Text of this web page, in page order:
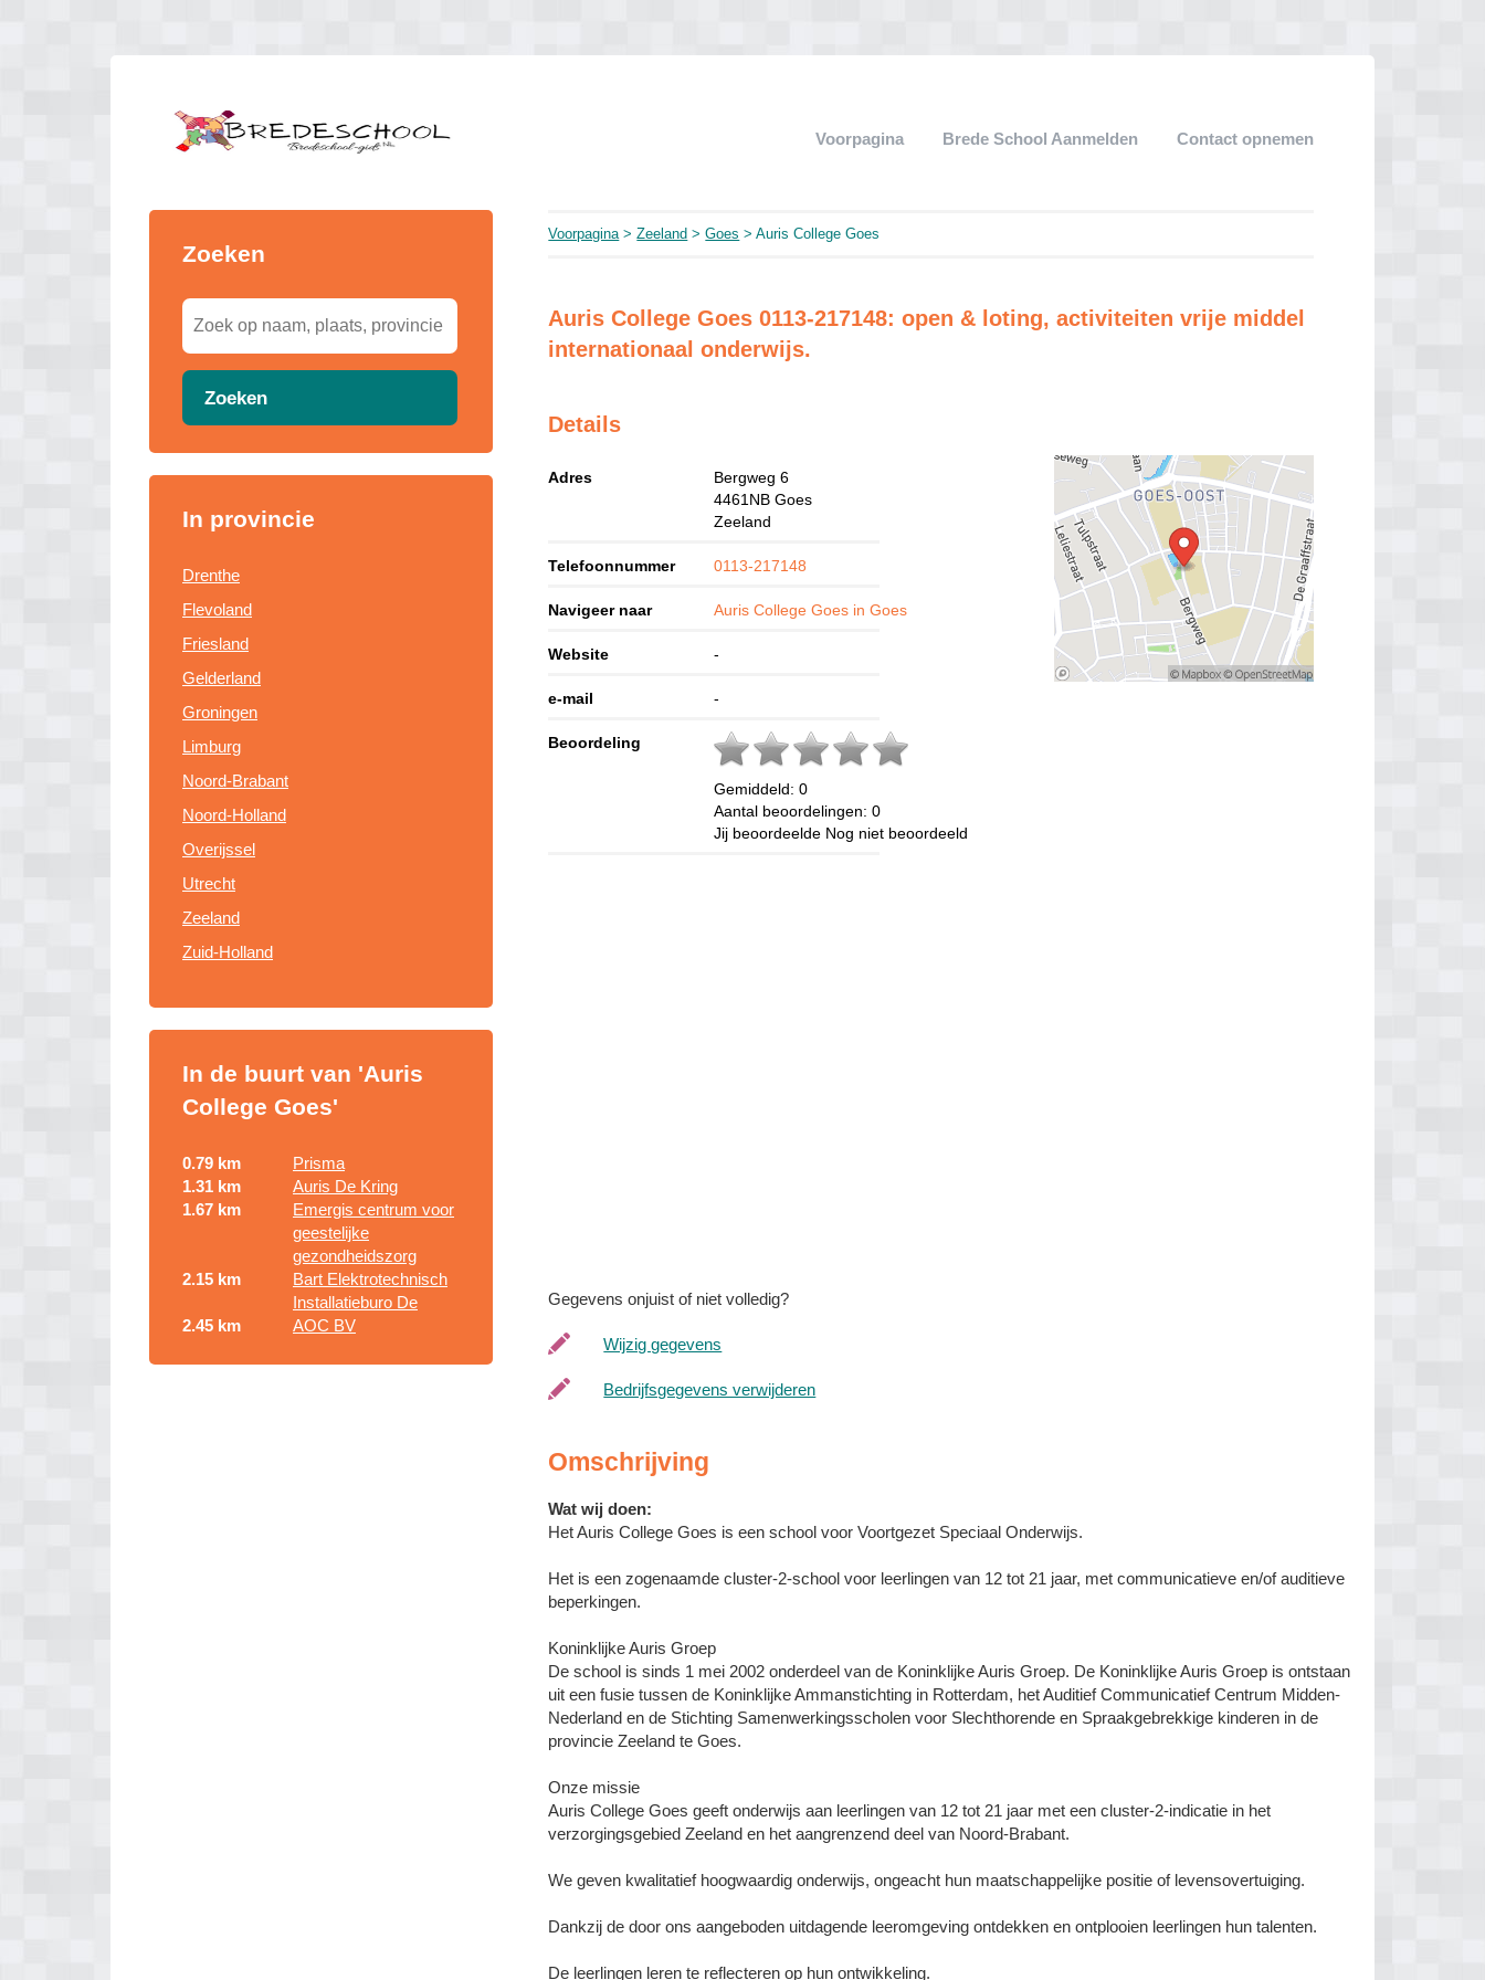
Voorpagina Brede School Aanmelden Contact opnemen
Zoeken
Zoeken
In provincie
Drenthe
Flevoland
Friesland
Gelderland
Groningen
Limburg
Noord-Brabant
Noord-Holland
Overijssel
Utrecht
Zeeland
Zuid-Holland
In de buurt van 'Auris
College Goes'
0.79 km
Prisma
1.31 km
Auris De Kring
1.67 km
Emergis centrum voor
geestelijke
gezondheidszorg
2.15 km
Bart Elektrotechnisch
Installatieburo De
2.45 km
AOC BV
Voorpagina>Zeeland >Goes > Auris College Goes
Auris College Goes 0113-217148: open & loting, activiteiten vrije middel
internationaal onderwijs.
Details
Adres
Bergweg 6
4461NB Goes
Zeeland
Telefoonnummer 0113-217148
Navigeer naar Auris College Goes in Goes
Website -
e-mail -
Beoordeling
Gemiddeld:0
Aantal beoordelingen:0
Jij beoordeelde Nog niet beoordeeld
Gegevens onjuist of niet volledig?
Wijzig gegevens
Bedrijfsgegevens verwijderen
Omschrijving
Wat wij doen:
Het Auris College Goes is een school voor Voortgezet Speciaal Onderwijs.
Het is een zogenaamde cluster-2-school voor leerlingen van 12 tot 21 jaar, met communicatieve en/of auditieve
beperkingen.
Koninklijke Auris Groep
De school is sinds 1 mei 2002 onderdeel van de Koninklijke Auris Groep. De Koninklijke Auris Groep is ontstaan
uit een fusie tussen de Koninklijke Ammanstichting in Rotterdam, het Auditief Communicatief Centrum Midden-
Nederland en de Stichting Samenwerkingsscholen voor Slechthorende en Spraakgebrekkige kinderen in de
provincie Zeeland te Goes.
Onze missie
Auris College Goes geeft onderwijs aan leerlingen van 12 tot 21 jaar met een cluster-2-indicatie in het
verzorgingsgebied Zeeland en het aangrenzend deel van Noord-Brabant.
We geven kwalitatief hoogwaardig onderwijs, ongeacht hun maatschappelijke positie of levensovertuiging.
Dankzij de door ons aangeboden uitdagende leeromgeving ontdekken en ontplooien leerlingen hun talenten.
De leerlingen leren te reflecteren op hun ontwikkeling.